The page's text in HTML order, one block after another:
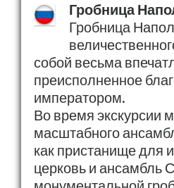
Гробница
Гробница
собой весьма
преисполненное
императором.
Во время экскурсии
масштабного
как пристанище для
церковь и ансамбль